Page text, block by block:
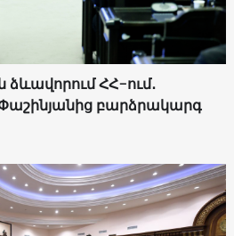
ՀՀ-ում․
բարձրակարգ